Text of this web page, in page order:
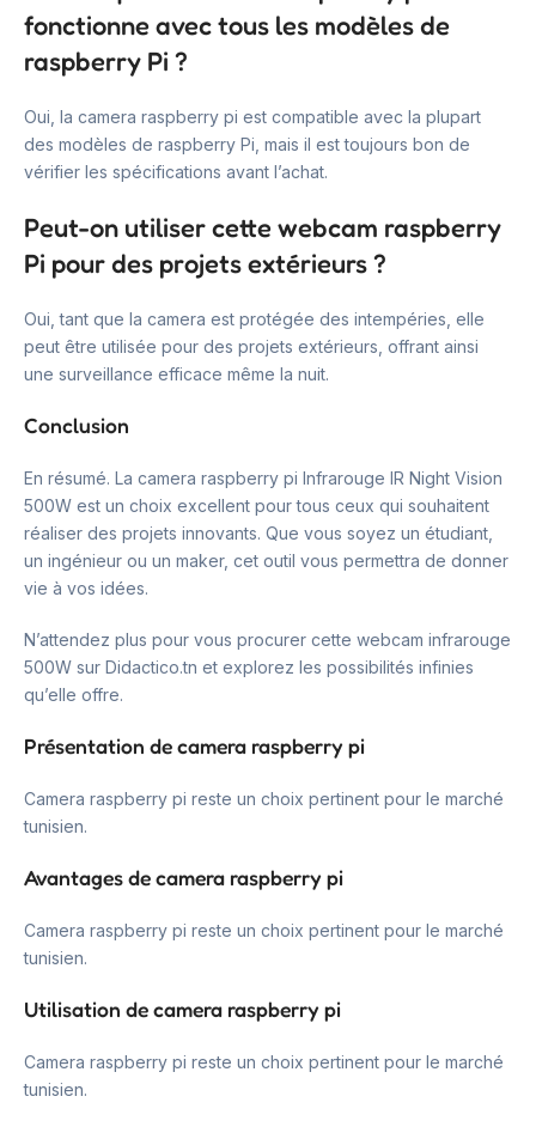
fonctionne avec tous les modèles de
raspberry Pi ?
Oui, la camera raspberry pi est compatible avec la plupart
des modèles de raspberry Pi, mais il est toujours bon de
vérifier les spécifications avant l’achat.
Peut-on utiliser cette webcam raspberry
Pi pour des projets extérieurs ?
Oui, tant que la camera est protégée des intempéries, elle
peut être utilisée pour des projets extérieurs, offrant ainsi
une surveillance efficace même la nuit.
Conclusion
En résumé. La camera raspberry pi Infrarouge IR Night Vision
500W est un choix excellent pour tous ceux qui souhaitent
réaliser des projets innovants. Que vous soyez un étudiant,
un ingénieur ou un maker, cet outil vous permettra de donner
vie à vos idées.
N’attendez plus pour vous procurer cette webcam infrarouge
500W sur Didactico.tn et explorez les possibilités infinies
qu’elle offre.
Présentation de camera raspberry pi
Camera raspberry pi reste un choix pertinent pour le marché
tunisien.
Avantages de camera raspberry pi
Camera raspberry pi reste un choix pertinent pour le marché
tunisien.
Utilisation de camera raspberry pi
Camera raspberry pi reste un choix pertinent pour le marché
tunisien.